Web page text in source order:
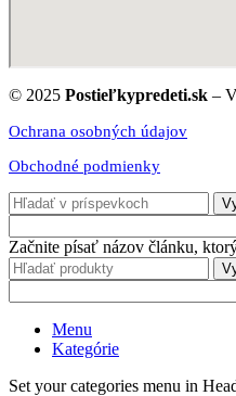
© 2025 Postieľkypredeti.sk –
Ochrana osobných údajov
Obchodné podmienky
Začnite písať názov článku,
Menu
Kategórie
Set your categories menu in